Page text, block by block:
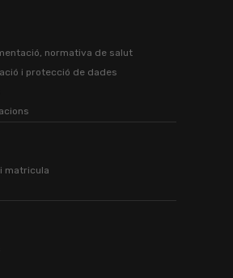
normativa de salut
i protecció de dades
matricula